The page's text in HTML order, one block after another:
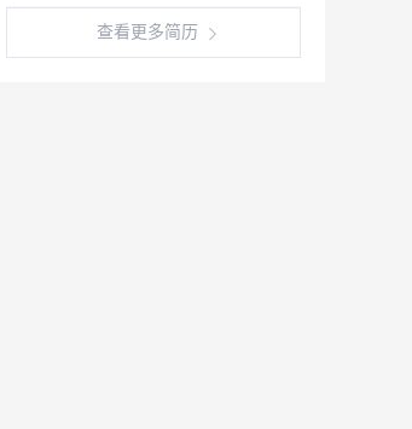
查看更多简历